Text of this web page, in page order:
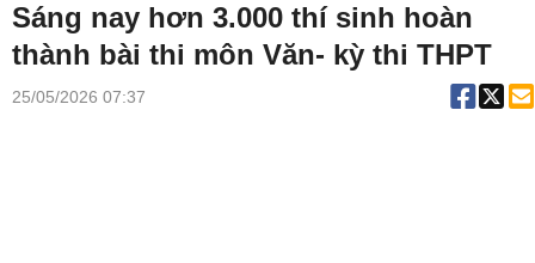
Sáng nay hơn 3.000 thí sinh hoàn
thành bài thi môn Văn- kỳ thi THPT
25/05/2026 07:37